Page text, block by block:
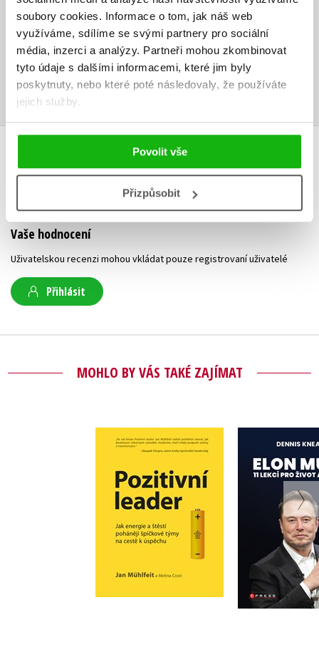
soubory cookies. Informace o tom, jak náš web
využíváme, sdílíme se svými partnery pro sociální
média, inzerci a analýzy. Partneři mohou zkombinovat
tyto údaje s dalšími informacemi, které jim byly
poskytnuty, nebo které poté následovaly, že používáte
jejich služby.
Povolit vše
Přizpůsobit
zohlednit.
Ke stažení
Obsah.pdf
HODNOCENÍ ČTENÁŘŮ
V současné době nejsou vytvořena žádná uživatelská hodnocení.
Vaše hodnocení
Uživatelskou recenzi mohou vkládat pouze registrovaní uživatelé
Přihlásit
MOHLO BY VÁS TAKÉ ZAJÍMAT
Pozitivní leader
Jan Mühlfeit
Do košíku
499 Kč
399 Kč
Elon
pro život
Dennis
Do
399 Kč